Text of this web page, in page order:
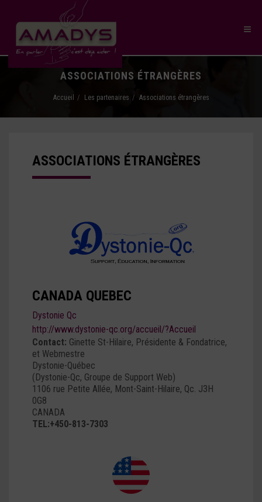
ASSOCIATIONS ÉTRANGÈRES
Accueil Les partenaires Associations étrangères
ASSOCIATIONS ÉTRANGÈRES
CANADA QUEBEC
Dystonie Qc
http://www.dystonie-qc.org/accueil/?Accueil
Contact: Ginette St-Hilaire, Présidente & Fondatrice,
et Webmestre
Dystonie-Québec
(Dystonie-Qc, Groupe de Support Web)
1106 rue Petite Allée, Mont-Saint-Hilaire, Qc. J3H
0G8
CANADA
TEL:+450-813-7303